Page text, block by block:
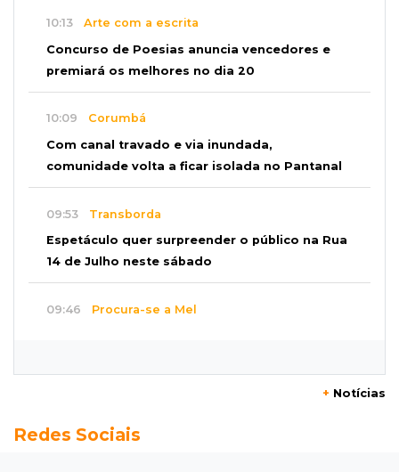
10:13 Arte com a escrita
Concurso de Poesias anuncia vencedores e
premiará os melhores no dia 20
10:09 Corumbá
Com canal travado e via inundada,
comunidade volta a ficar isolada no Pantanal
09:53 Transborda
Espetáculo quer surpreender o público na Rua
14 de Julho neste sábado
09:46 Procura-se a Mel
Juiz decreta preventiva de pai e filho flagrados
+ Notícias
Redes Sociais